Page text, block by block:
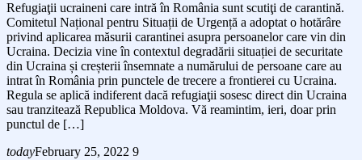
Refugiaţii ucraineni care intră în România sunt scutiţi de carantină.
Comitetul Național pentru Situații de Urgență a adoptat o hotărâre
privind aplicarea măsurii carantinei asupra persoanelor care vin din
Ucraina. Decizia vine în contextul degradării situației de securitate
din Ucraina și creșterii însemnate a numărului de persoane care au
intrat în România prin punctele de trecere a frontierei cu Ucraina.
Regula se aplică indiferent dacă refugiaţii sosesc direct din Ucraina
sau tranzitează Republica Moldova. Vă reamintim, ieri, doar prin
punctul de […]
todayFebruary 25, 2022 9